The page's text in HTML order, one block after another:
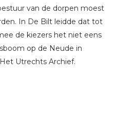
van de dorpen moest
In De Bilt leidde dat tot
de kiezers het niet eens
op de Neude in
Utrechts Archief.